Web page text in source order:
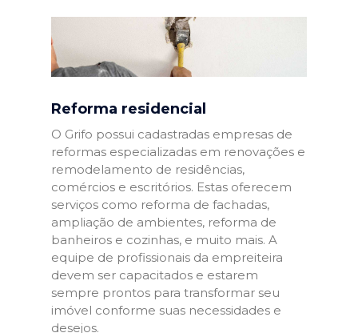
Reforma residencial
O Grifo possui cadastradas empresas de
reformas especializadas em renovações e
remodelamento de residências,
comércios e escritórios. Estas oferecem
serviços como reforma de fachadas,
ampliação de ambientes, reforma de
banheiros e cozinhas, e muito mais. A
equipe de profissionais da empreiteira
devem ser capacitados e estarem
sempre prontos para transformar seu
imóvel conforme suas necessidades e
desejos.